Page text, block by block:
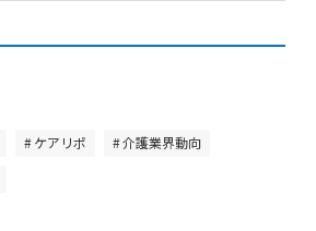
ケアリポ
介護業界動向